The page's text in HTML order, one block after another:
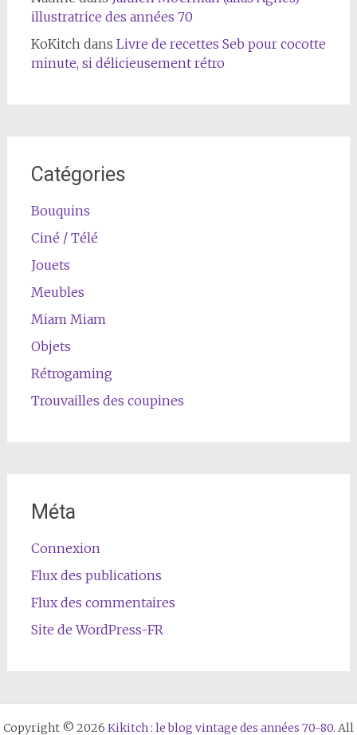
illustratrice des années 70
KoKitchdans Livre de recettes Seb pour cocotte
minute, si délicieusement rétro
Catégories
Bouquins
Ciné / Télé
Jouets
Meubles
Miam Miam
Objets
Rétrogaming
Trouvailles des coupines
Méta
Connexion
Flux des publications
Flux des commentaires
Site de WordPress-FR
Copyright © 2026 Kikitch : le blog vintage des années 70-80. All